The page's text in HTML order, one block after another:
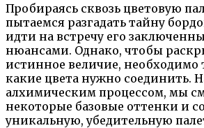
Пробираясь сквозь цветовую
пытаемся разгадать тайну
идти на встречу его
нюансами. Однако, чтобы
истинное величие, необходимо
какие цвета нужно соединить.
алхимическим процессом, мы
некоторые базовые оттенки и
уникальную, убедительную